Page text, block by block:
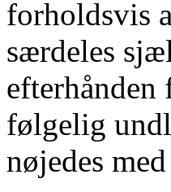
forholdsvis
særdeles
følgelig
nøjedes